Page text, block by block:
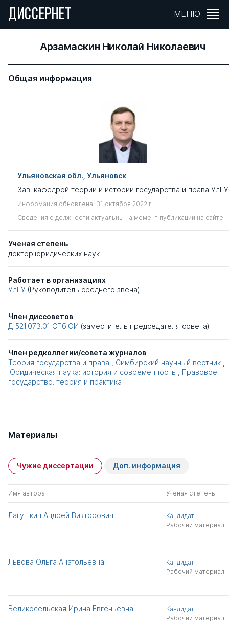
ДИССЕРНЕТ МЕНЮ
Арзамаскин Николай Николаевич
Общая информация
Ульяновская обл., Ульяновск
Зав. кафедрой теории и истории государства и права УлГУ
Информация обновлена: 31 октября 2022 г.
Сведения о должности актуальны на момент публикации на сайте
Ученая степень
доктор юридических наук
Работает в организациях
УлГУ (Руководитель среднего звена)
Член диссоветов
Д 521.073.01 СПбЮИ (заместитель председателя совета)
Член редколлегии/совета журналов
Теория государства и права
Симбирский научный вестник
Юридическая наука: история и современность
Правовое
государство: теория и практика
Материалы
Чужие диссертации Доп. информация
Имя автора Ученая степень
Лагушкин Андрей Викторович
Кандидат
Рабочий материал
Львова Ольга Анатольевна
Кандидат
Рабочий материал
Великосельская Ирина Евгеньевна
Кандидат
Рабочий материал